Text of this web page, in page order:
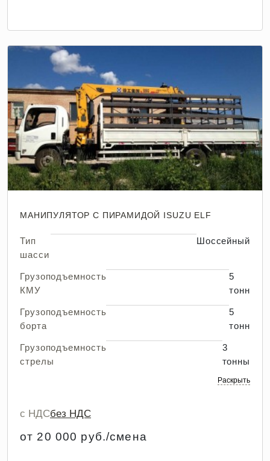
МАНИПУЛЯТОР С ПИРАМИДОЙ ISUZU ELF
Тип
шасси
Шоссейный
Грузоподъемность
КМУ
5
тонн
Грузоподъемность
борта
5
тонн
Грузоподъемность
стрелы
3
тонны
Раскрыть
с НДСбез НДС
от 20 000 руб./смена